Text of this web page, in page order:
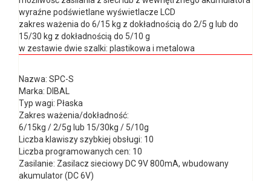
wyraźne podświetlane wyświetlacze LCD
zakres ważenia do 6/15 kg z dokładnością do 2/5 g lub do
15/30 kg z dokładnością do 5/10 g
w zestawie dwie szalki: plastikowa i metalowa
Nazwa: SPC-S
Marka: DIBAL
Typ wagi: Płaska
Zakres ważenia/dokładność:
6/15kg / 2/5g lub 15/30kg / 5/10g
Liczba klawiszy szybkiej obsługi: 10
Liczba programowanych cen: 10
Zasilanie: Zasilacz sieciowy DC 9V 800mA, wbudowany
akumulator (DC 6V)